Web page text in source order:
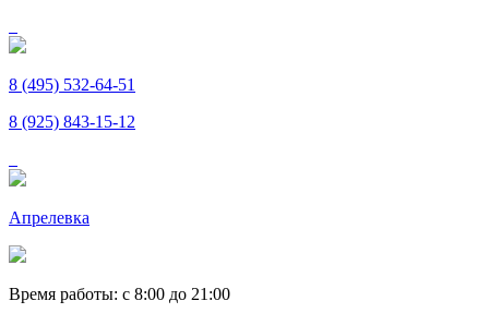
8 (495) 532-64-51
8 (925) 843-15-12
Апрелевка
Время работы: c 8:00 до 21:00